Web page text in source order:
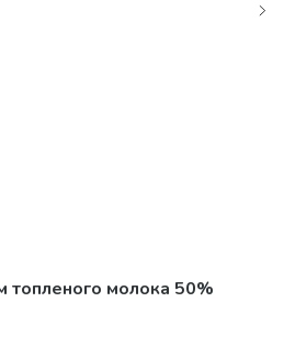
топленого молока 50%